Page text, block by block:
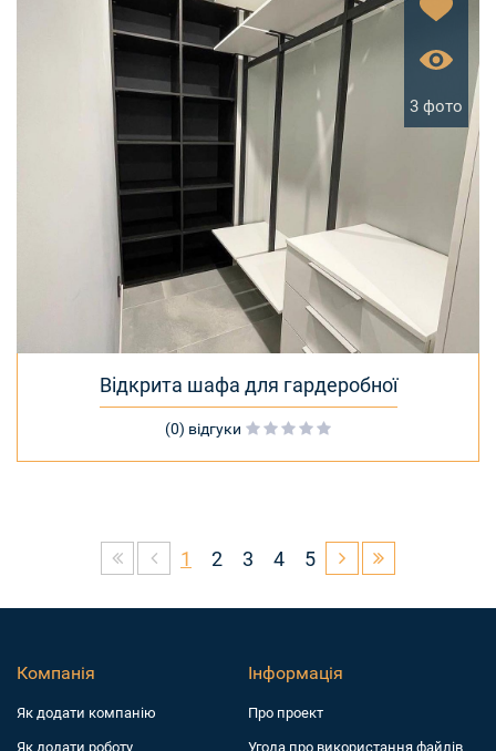
Відкрита шафа для гардеробної
(0) відгуки
3 фото
1 2 3 4 5
Компанія
Як додати компанiю
Як додати роботу
Інформація
Про проект
Угода про використання файлів